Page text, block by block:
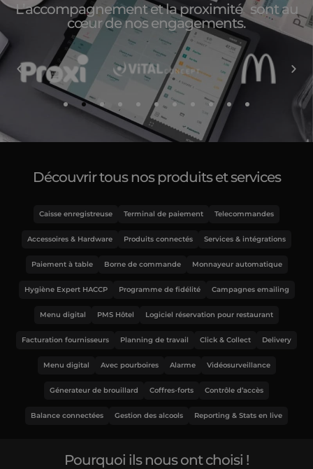
L’accompagnement et la proximité sont au
cœur de nos engagements.
Découvrir tous nos produits et services
Caisse enregistreuse Terminal de paiement Telecommandes
Accessoires & Hardware Produits connectés Services & intégrations
Paiement à table Borne de commande Monnayeur automatique
Hygiène Expert HACCP Programme de fidélité Campagnes emailing
Menu digital PMS Hôtel Logiciel réservation pour restaurant
Facturation fournisseurs Planning de travail Click & Collect Delivery
Menu digital Avec pourboires Alarme Vidéosurveillance
Génerateur de brouillard Coffres-forts Contrôle d’accès
Balance connectées Gestion des alcools Reporting & Stats en live
Pourquoi ils nous ont choisi !